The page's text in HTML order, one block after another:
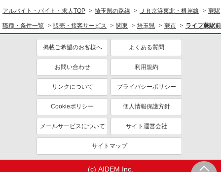
アルバイト・バイト・求人TOP 埼玉県の路線 ＪＲ京浜東北・根岸線 蕨駅
職種・条件一覧 販売・接客サービス 関東 埼玉県 蕨市 ライフ蕨駅
掲載ご希望のお客様へ よくある質問
お問い合わせ 利用規約
リンクについて プライバシーポリシー
Cookieポリシー 個人情報保護方針
メールサービスについて サイト運営会社
サイトマップ
(c) AIDEM Inc.